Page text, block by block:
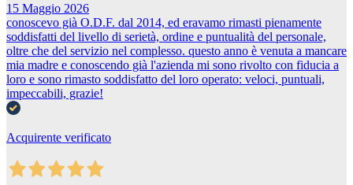
15 Maggio 2026
conoscevo già O.D.F. dal 2014, ed eravamo rimasti pienamente
soddisfatti del livello di serietà, ordine e puntualità del personale,
oltre che del servizio nel complesso. questo anno è venuta a mancare
mia madre e conoscendo già l'azienda mi sono rivolto con fiducia a
loro e sono rimasto soddisfatto del loro operato: veloci, puntuali,
impeccabili, grazie!
Acquirente verificato